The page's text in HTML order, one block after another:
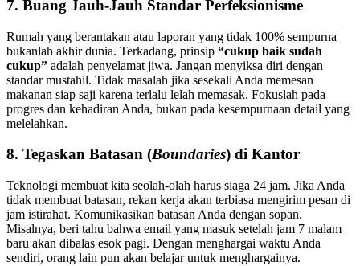
7. Buang Jauh-Jauh Standar Perfeksionisme
Rumah yang berantakan atau laporan yang tidak 100% sempurna
bukanlah akhir dunia. Terkadang, prinsip “cukup baik sudah
cukup” adalah penyelamat jiwa. Jangan menyiksa diri dengan
standar mustahil. Tidak masalah jika sesekali Anda memesan
makanan siap saji karena terlalu lelah memasak. Fokuslah pada
progres dan kehadiran Anda, bukan pada kesempurnaan detail yang
melelahkan.
8. Tegaskan Batasan (Boundaries) di Kantor
Teknologi membuat kita seolah-olah harus siaga 24 jam. Jika Anda
tidak membuat batasan, rekan kerja akan terbiasa mengirim pesan di
jam istirahat. Komunikasikan batasan Anda dengan sopan.
Misalnya, beri tahu bahwa email yang masuk setelah jam 7 malam
baru akan dibalas esok pagi. Dengan menghargai waktu Anda
sendiri, orang lain pun akan belajar untuk menghargainya.